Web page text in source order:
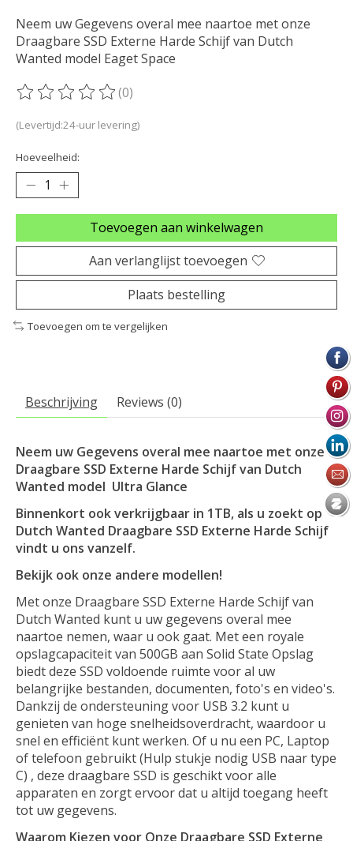
Neem uw Gegevens overal mee naartoe met onze
Draagbare SSD Externe Harde Schijf van Dutch
Wanted model Eaget Space
De beoordeling van dit product is
(0)
(Levertijd:24-uur levering)
Hoeveelheid:
Toevoegen aan winkelwagen
Aan verlanglijst toevoegen
Plaats bestelling
Toevoegen om te vergelijken
Beschrijving Reviews (0)
Neem uw Gegevens overal mee naartoe met onze
Draagbare SSD Externe Harde Schijf van Dutch
Wanted model Ultra Glance
Binnenkort ook verkrijgbaar in 1TB, als u zoekt op
Dutch Wanted Draagbare SSD Externe Harde Schijf
vindt u ons vanzelf.
Bekijk ook onze andere modellen!
Met onze Draagbare SSD Externe Harde Schijf van
Dutch Wanted kunt u uw gegevens overal mee
naartoe nemen, waar u ook gaat. Met een royale
opslagcapaciteit van 500GB aan Solid State Opslag
biedt deze SSD voldoende ruimte voor al uw
belangrijke bestanden, documenten, foto's en video's.
Dankzij de ondersteuning voor USB 3.2 kunt u
genieten van hoge snelheidsoverdracht, waardoor u
snel en efficiënt kunt werken. Of u nu een PC, Laptop
of telefoon gebruikt (Hulp stukje nodig USB naar type
C) , deze draagbare SSD is geschikt voor alle
apparaten en zorgt ervoor dat u altijd toegang heeft
tot uw gegevens.
Waarom Kiezen voor Onze Draagbare SSD Externe